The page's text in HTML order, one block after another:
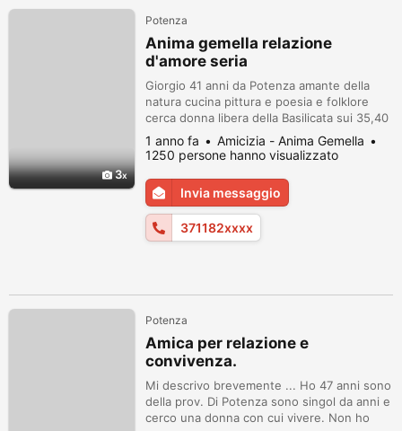
3
Potenza
Anima gemella relazione
d'amore seria
Giorgio 41 anni da Potenza amante della
natura cucina pittura e poesia e folklore
cerca donna libera della Basilicata sui 35,40
anni amante del folklore della Basilicata. Al
momento non lavoro ma sto cercando
qualcosa, lavoro e amore. Info in privato
3711827913
1 anno fa
Amicizia - Anima Gemella
1250 persone hanno visualizzato
Invia messaggio
371182xxxx
Potenza
Amica per relazione e
convivenza.
Mi descrivo brevemente ... Ho 47 anni sono
della prov. Di Potenza sono singol da anni e
cerco una donna con cui vivere. Non ho